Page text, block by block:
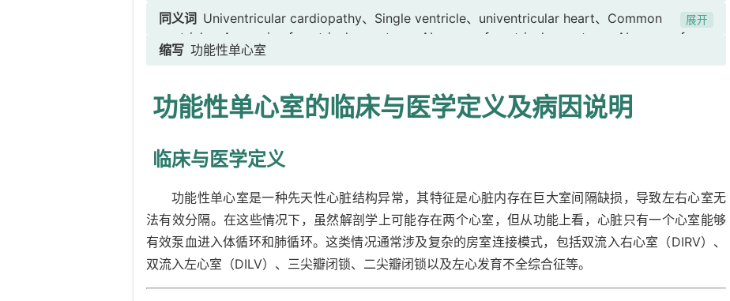
同义词 Univentricular cardiopathy、Single ventricle、univentricular heart、Common
ventricle、Agenesis of ventricular septum、Absence of ventricular septum、Absence of
interventricular septum、单心室、单心室心脏病、共同心室 [possible translation]、室间隔发育
展开
缩写 功能性单心室
功能性单心室的临床与医学定义及病因说明
临床与医学定义
功能性单心室是一种先天性心脏结构异常，其特征是心脏内存在巨大室间隔缺损，导致左右心室无
法有效分隔。在这些情况下，虽然解剖学上可能存在两个心室，但从功能上看，心脏只有一个心室能够
有效泵血进入体循环和肺循环。这类情况通常涉及复杂的房室连接模式，包括双流入右心室（DIRV）、
双流入左心室（DILV）、三尖瓣闭锁、二尖瓣闭锁以及左心发育不全综合征等。